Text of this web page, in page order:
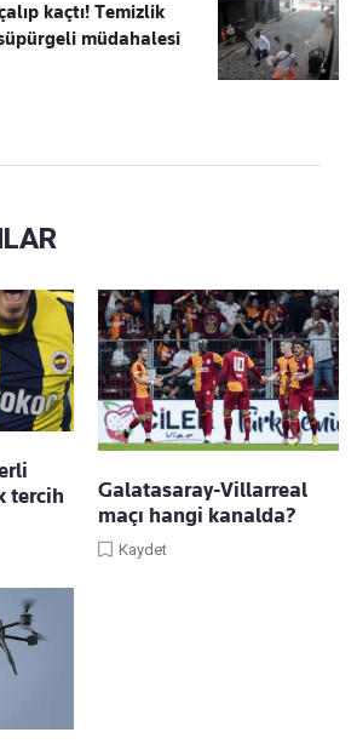
kaçtı! Temizlik
müdahalesi
tercih
Galatasaray-Villarreal
maçı hangi kanalda?
Kaydet